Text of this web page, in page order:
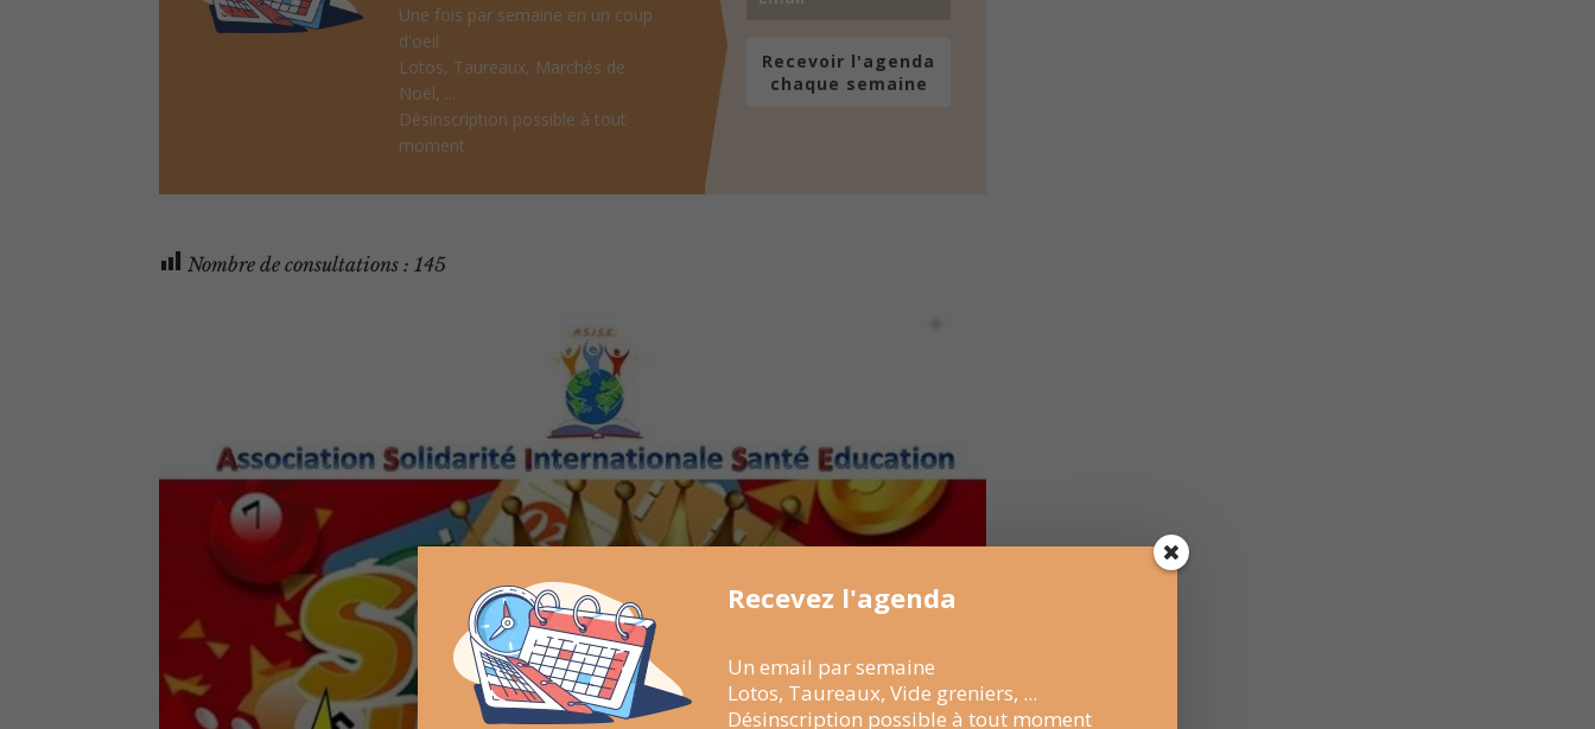
Une fois par semaine en un coup
d'oeil
Lotos, Taureaux, Marchés de
Noël, ...
Désinscription possible à tout
moment
Recevoir l'agenda
chaque semaine
Nombre de consultations : 145
Recevez l'agenda
Un email par semaine
Lotos, Taureaux, Vide greniers, ...
Désinscription possible à tout moment